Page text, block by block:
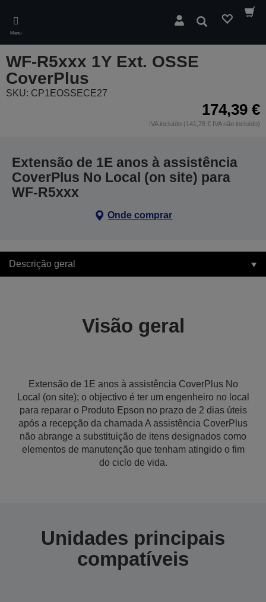
main
content
Menu
Pesquisar
WF-R5xxx 1Y Ext. OSSE
CoverPlus
SKU: CP1EOSSECE27
174,39 €
IVA incluído (141,78 € IVA não incluído)
Extensão de 1E anos à assistência
CoverPlus No Local (on site) para
WF-R5xxx
Onde comprar
Descrição geral
Visão geral
Extensão de 1E anos à assistência CoverPlus No
Local (on site); o objectivo é ter um engenheiro no local
para reparar o Produto Epson no prazo de 2 dias úteis
após a recepção da chamada A assistência CoverPlus
não abrange a substituição de itens designados como
elementos de manutenção que tenham atingido o fim
do ciclo de vida.
Unidades principais
compatíveis